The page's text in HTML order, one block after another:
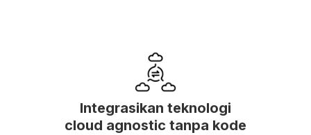
Integrasikan teknologi
cloud agnostic tanpa kode